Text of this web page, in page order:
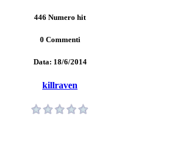
446 Numero hit
0 Commenti
Data: 18/6/2014
killraven